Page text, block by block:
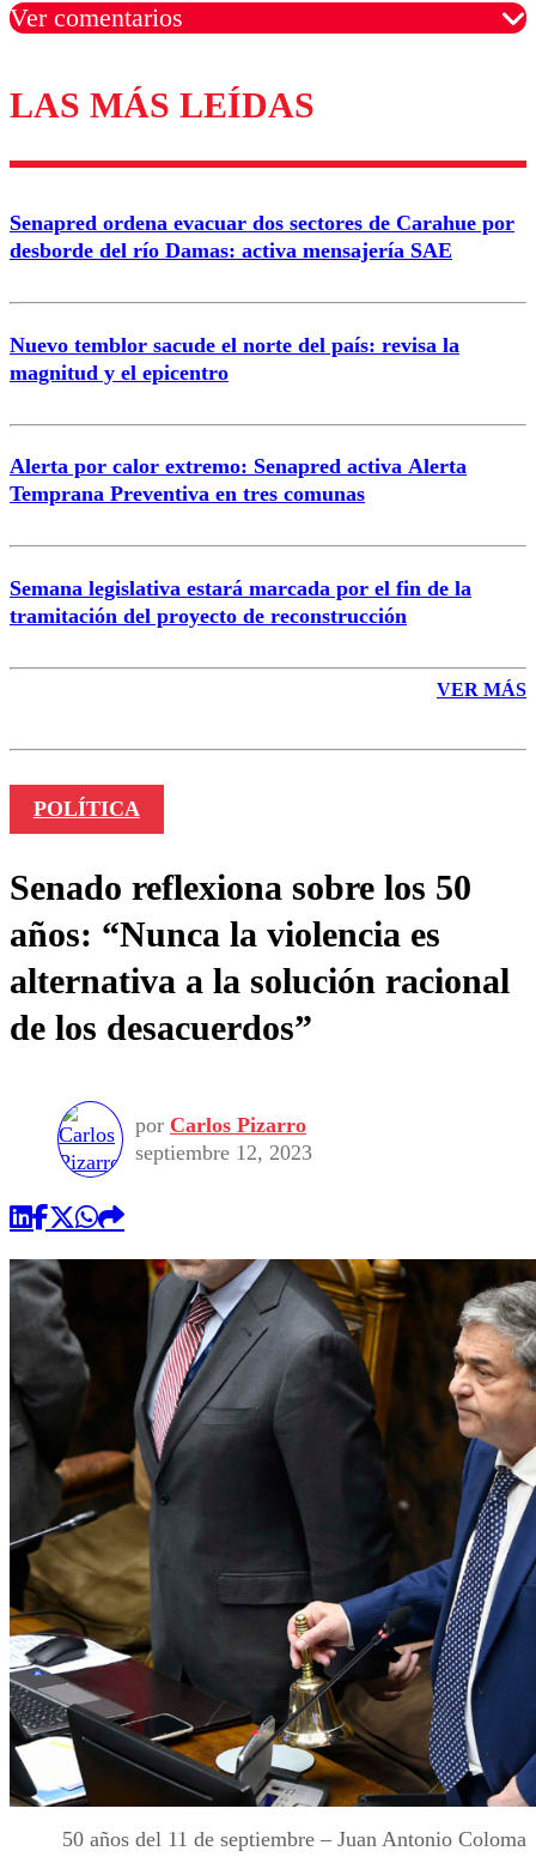
Ver comentarios
Los comentarios son moderados para garantizar un
diálogo respetuoso.
Correo
LAS MÁS LEÍDAS
Senapred ordena evacuar dos sectores de Carahue por
desborde del río Damas: activa mensajería SAE
Nuevo temblor sacude el norte del país: revisa la
magnitud y el epicentro
Alerta por calor extremo: Senapred activa Alerta
Temprana Preventiva en tres comunas
Semana legislativa estará marcada por el fin de la
tramitación del proyecto de reconstrucción
VER MÁS
POLÍTICA
Senado reflexiona sobre los 50
años: “Nunca la violencia es
alternativa a la solución racional
de los desacuerdos”
por Carlos Pizarro
septiembre 12, 2023
50 años del 11 de septiembre – Juan Antonio Coloma